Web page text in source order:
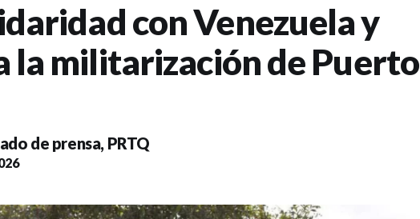
con Venezuela y
la militarización de Puerto
de prensa, PRTQ